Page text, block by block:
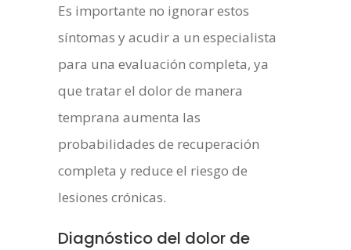
Es importante no ignorar estos
síntomas y acudir a un especialista
para una evaluación completa, ya
que tratar el dolor de manera
temprana aumenta las
probabilidades de recuperación
completa y reduce el riesgo de
lesiones crónicas.
Diagnóstico del dolor de